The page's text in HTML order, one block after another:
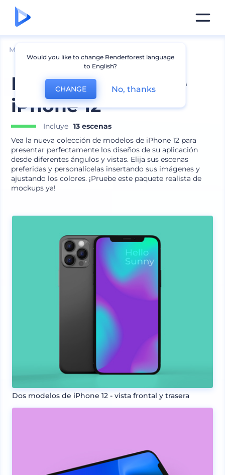
Mockups
Kit de Mockups de
iPhone 12
Incluye 13 escenas
Vea la nueva colección de modelos de iPhone 12 para
presentar perfectamente los diseños de su aplicación
desde diferentes ángulos y vistas. Elija sus escenas
preferidas y personalícelas insertando sus imágenes y
ajustando los colores. ¡Pruebe este paquete realista de
mockups ya!
Dos modelos de iPhone 12 - vista frontal y trasera
Would you like to change Renderforest language
to English?
CHANGE No, thanks